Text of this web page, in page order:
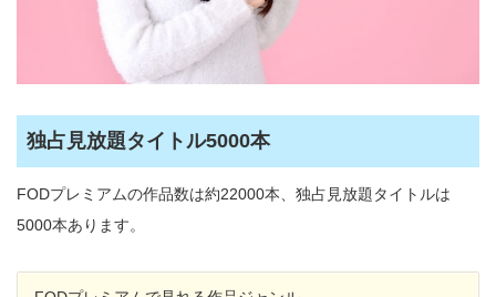
独占見放題タイトル5000本
FODプレミアムの作品数は約22000本、独占見放題タイトルは
5000本あります。